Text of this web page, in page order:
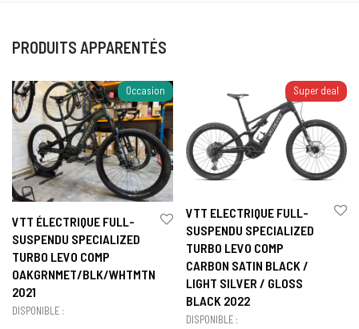
PRODUITS APPARENTÉS
Occasion
VTT ÉLECTRIQUE FULL-
SUSPENDU SPECIALIZED
TURBO LEVO COMP
OAKGRNMET/BLK/WHTMTN
2021
DISPONIBLE :
Super deal
VTT ELECTRIQUE FULL-
SUSPENDU SPECIALIZED
TURBO LEVO COMP
CARBON SATIN BLACK /
LIGHT SILVER / GLOSS
BLACK 2022
DISPONIBLE :